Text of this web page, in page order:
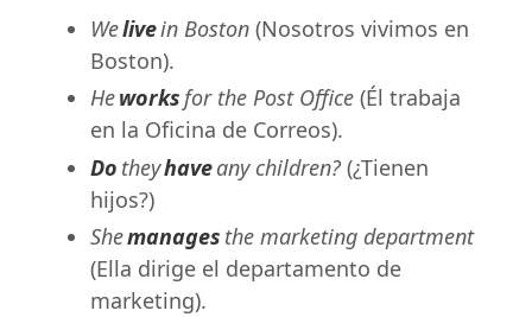
Welivein Boston (Nosotros vivimos en
Boston).
Heworksfor the Post Office (Él trabaja
en la Oficina de Correos).
Do theyhaveany children? (¿Tienen
hijos?)
Shemanages the marketing department
(Ella dirige el departamento de
marketing).